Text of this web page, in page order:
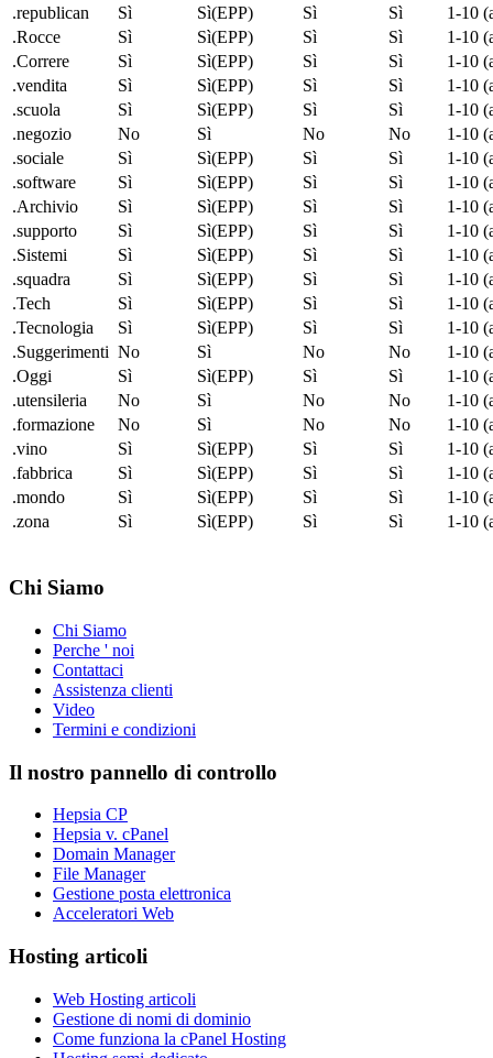
.republican Sì Sì(EPP) Sì Sì
1-10
.Rocce
Sì Sì(EPP) Sì Sì
1-10
.Correre
Sì Sì(EPP) Sì Sì
1-10
.vendita
Sì Sì(EPP) Sì Sì
1-10
.scuola
Sì Sì(EPP) Sì Sì
1-10
.negozio
No Sì No No
1-10
.sociale
Sì Sì(EPP) Sì Sì
1-10
.software
Sì Sì(EPP) Sì Sì
1-10
.Archivio
Sì Sì(EPP) Sì Sì
1-10
.supporto
Sì Sì(EPP) Sì Sì
1-10
.Sistemi
Sì Sì(EPP) Sì Sì
1-10
.squadra
Sì Sì(EPP) Sì Sì
1-10
.Tech
Sì Sì(EPP) Sì Sì
1-10
.Tecnologia
Sì Sì(EPP) Sì Sì
1-10
.Suggerimenti No Sì No No
1-10
.Oggi
Sì Sì(EPP) Sì Sì
1-10
.utensileria
No Sì No No
1-10
.formazione
No Sì No No
1-10
.vino
Sì Sì(EPP) Sì Sì
1-10
.fabbrica
Sì Sì(EPP) Sì Sì
1-10
.mondo
Sì Sì(EPP) Sì Sì
1-10
.zona
Sì Sì(EPP) Sì Sì 1-10
Chi Siamo
Chi Siamo
Perche ' noi
Contattaci
Assistenza clienti
Video
Termini e condizioni
Il nostro pannello di controllo
Hepsia CP
Hepsia v. cPanel
Domain Manager
File Manager
Gestione posta elettronica
Acceleratori Web
Hosting articoli
Web Hosting articoli
Gestione di nomi di dominio
Come funziona la cPanel Hosting